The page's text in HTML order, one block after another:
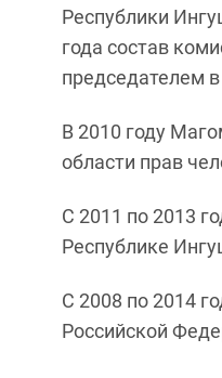
Республики
года состав
председателем
В 2010 году
области прав
С 2011 по 2013
Республике
С 2008 по 2014
Российской